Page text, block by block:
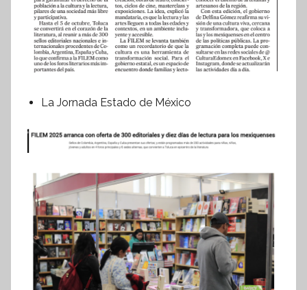
La Jornada Estado de México